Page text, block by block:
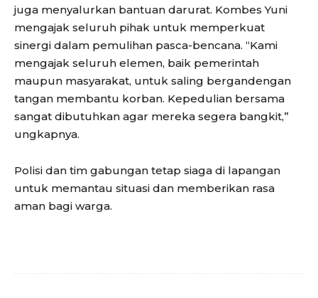
juga menyalurkan bantuan darurat. Kombes Yuni
mengajak seluruh pihak untuk memperkuat
sinergi dalam pemulihan pasca-bencana. “Kami
mengajak seluruh elemen, baik pemerintah
maupun masyarakat, untuk saling bergandengan
tangan membantu korban. Kepedulian bersama
sangat dibutuhkan agar mereka segera bangkit,”
ungkapnya.
Polisi dan tim gabungan tetap siaga di lapangan
untuk memantau situasi dan memberikan rasa
aman bagi warga.